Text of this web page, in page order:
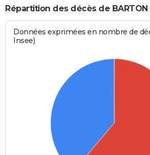
Répartition des décès de BARTON
Données exprimées en nombre de
Insee)